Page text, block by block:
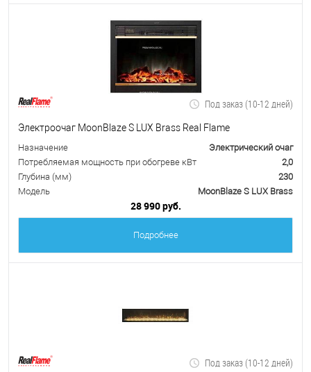
Под заказ (10-12 дней)
Электроочаг MoonBlaze S LUX Brass Real Flame
Назначение
Электрический очаг
Потребляемая мощность при обогреве кВт
2,0
Глубина (мм)
230
Модель
MoonBlaze S LUX Brass
28 990 руб.
Подробнее
Под заказ (10-12 дней)